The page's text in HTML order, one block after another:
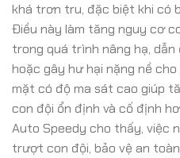
khá trơn tru, đặc biệt khi có
Điều này làm tăng nguy cơ
trong quá trình nâng hạ,
hoặc gây hư hại nặng nề
mặt có độ ma sát cao giúp
con đội ổn định và cố định
Auto Speedy cho thấy, việc
trượt con đội, bảo vệ an